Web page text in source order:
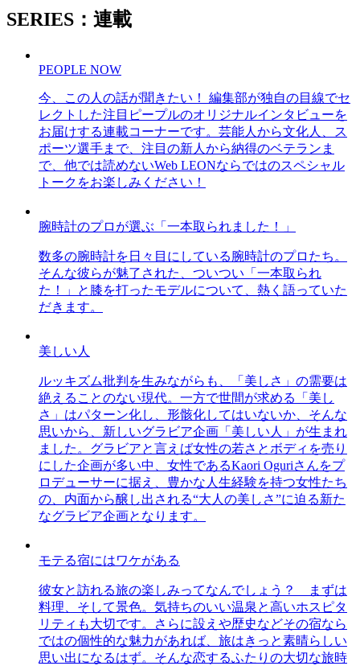
SERIES：連載
PEOPLE NOW
今、この人の話が聞きたい！ 編集部が独自の目線でセ
レクトした注目ピープルのオリジナルインタビューを
お届けする連載コーナーです。芸能人から文化人、ス
ポーツ選手まで、注目の新人から納得のベテランま
で、他では読めないWeb LEONならではのスペシャル
トークをお楽しみください！
腕時計のプロが選ぶ「一本取られました！」
数多の腕時計を日々目にしている腕時計のプロたち。
そんな彼らが魅了された、ついつい「一本取られ
た！」と膝を打ったモデルについて、熱く語っていた
だきます。
美しい人
ルッキズム批判を生みながらも、「美しさ」の需要は
絶えることのない現代。一方で世間が求める「美し
さ」はパターン化し、形骸化してはいないか、そんな
思いから、新しいグラビア企画「美しい人」が生まれ
ました。グラビアと言えば女性の若さとボディを売り
にした企画が多い中、女性であるKaori Oguriさんをプ
ロデューサーに据え、豊かな人生経験を持つ女性たち
の、内面から醸し出される“大人の美しさ”に迫る新た
なグラビア企画となります。
モテる宿にはワケがある
彼女と訪れる旅の楽しみってなんでしょう？ まずは
料理、そして景色。気持ちのいい温泉と高いホスピタ
リティも大切です。さらに設えや歴史などその宿なら
ではの個性的な魅力があれば、旅はきっと素晴らしい
思い出になるはず。そんな恋するふたりの大切な旅時